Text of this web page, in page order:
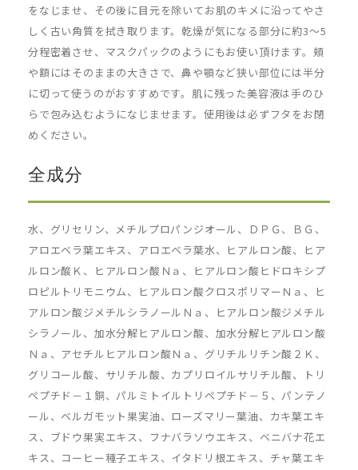
をなじませ、その後に目元を除いてお肌のキメに沿ってやさ
しく古い角質を拭き取ります。乾燥が気になる部分に約3～5
分程密着させ、マスクパックのようにもお使い頂けます。頬
や額にはそのままの大きさで、鼻や顎など狭い部位には半分
に切って使うのがおすすめです。肌に残った美容液は手のひ
らで包み込むようになじませます。使用後は必ずフタをお閉
めください。
全成分
水、グリセリン、メチルプロパンジオール、ＤＰＧ、ＢＧ、
アロエベラ葉エキス、アロエベラ葉水、ヒアルロン酸、ヒア
ルロン酸Ｋ、ヒアルロン酸Ｎａ、ヒアルロン酸ヒドロキシプ
ロピルトリモニウム、ヒアルロン酸クロスポリマーＮａ、ヒ
アルロン酸ジメチルシラノールＮａ、ヒアルロン酸ジメチル
シラノール、加水分解ヒアルロン酸、加水分解ヒアルロン酸
Ｎａ、アセチルヒアルロン酸Ｎａ、グリチルリチン酸２Ｋ、
グリコール酸、サリチル酸、カプリロイルサリチル酸、トリ
ペプチド－１銅、パルミトイルトリペプチド－５、パンテノ
ール、ベルガモット果実油、ローズマリー葉油、カキ葉エキ
ス、ブドウ果実エキス、フナバラソウエキス、ベニバナ花エ
キス、コーヒー種子エキス、イタドリ根エキス、チャ葉エキ